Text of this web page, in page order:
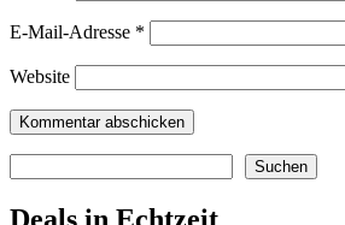
E-Mail-Adresse *
Website
Suchen